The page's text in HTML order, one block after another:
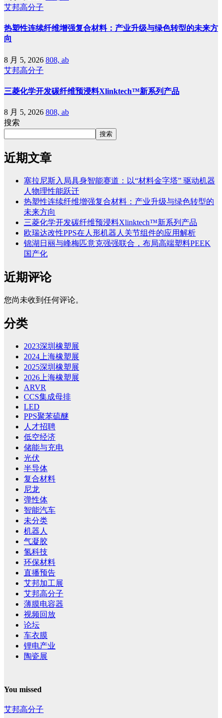
艾邦高分子
热塑性连续纤维增强复合材料：产业升级与绿色转型的未来方
向
8 月 5, 2026 808, ab
艾邦高分子
三菱化学开发碳纤维预浸料Xlinktech™新系列产品
8 月 5, 2026 808, ab
搜索
搜索
近期文章
塞拉尼斯入局具身智能赛道：以“材料金字塔” 驱动机器
人物理性能跃迁
热塑性连续纤维增强复合材料：产业升级与绿色转型的
未来方向
三菱化学开发碳纤维预浸料Xlinktech™新系列产品
欧瑞达改性PPS在人形机器人关节组件的应用解析
锦湖日丽与峰梅匹意克强强联合，布局高端塑料PEEK
国产化
近期评论
您尚未收到任何评论。
分类
2023深圳橡塑展
2024上海橡塑展
2025深圳橡塑展
2026上海橡塑展
ARVR
CCS集成母排
LED
PPS聚苯硫醚
人才招聘
低空经济
储能与充电
光伏
半导体
复合材料
尼龙
弹性体
智能汽车
未分类
机器人
气凝胶
氢科技
环保材料
直播预告
艾邦加工展
艾邦高分子
薄膜电容器
视频回放
论坛
车衣膜
锂电产业
陶瓷展
You missed
艾邦高分子